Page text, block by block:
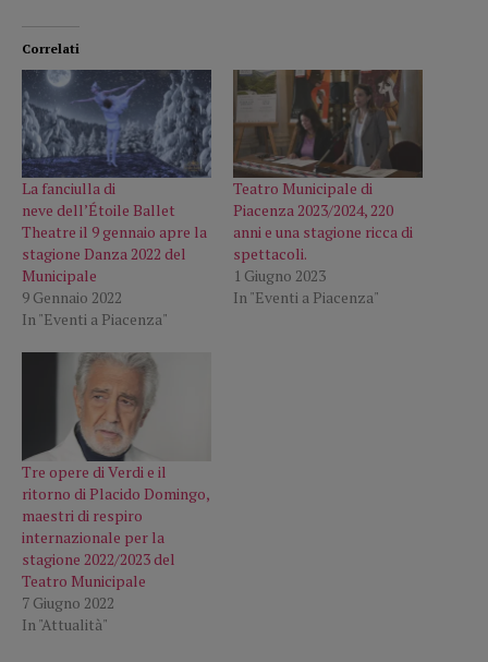
Correlati
La fanciulla di
neve dell’Étoile Ballet
Theatre il 9 gennaio apre la
stagione Danza 2022 del
Municipale
9 Gennaio 2022
In "Eventi a Piacenza"
Teatro Municipale di
Piacenza 2023/2024, 220
anni e una stagione ricca di
spettacoli.
1 Giugno 2023
In "Eventi a Piacenza"
Tre opere di Verdi e il
ritorno di Placido Domingo,
maestri di respiro
internazionale per la
stagione 2022/2023 del
Teatro Municipale
7 Giugno 2022
In "Attualità"